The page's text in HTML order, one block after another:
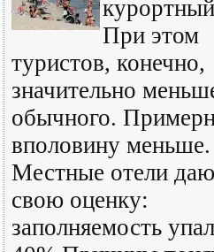
При этом
туристов, конечно,
значительно
обычного.
вполовину меньше.
Местные отели
свою оценку:
заполняемость